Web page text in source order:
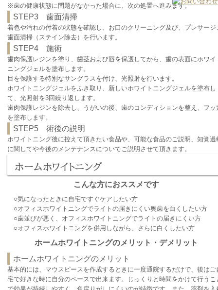
※歯の健康状態に問題がなかった場合に、次の処置へ進みます。
STEP3 歯面清掃
着色や汚れの付着の状態を確認し、お口のクリーニング及び、プレサージ
歯面清掃（ステイン除去）を行います。
STEP4 施術
歯肉保護レジンを塗り、歯茎および唇を保護してから、歯の表面にホワイ
ニングジェルを塗布します。
目を保護する特別なサングラスを付け、光照射を行います。
ホワイトニングジェルをふき取り、新しいホワイトニングジェルを塗布し
て、光照射を3回繰り返します。
歯肉保護レジンを除去し、うがいの後、歯のコンディションを整え、フッ
を塗布します。
STEP5 術後の説明
ホワイトニング後に控えて頂きたい食品や、可能な食品のご説明、知覚過
に関してや今後のメンテナンスについてご説明させて頂きます。
ホームホワイトニング
こんな方におススメです
○気になったときに自宅ですぐケアしたい方
○オフィスホワイトニングでライトの届きにくい奥歯を白くしたい方
○歯並びが悪く、オフィスホワイトニングでライトの届きにくい方
○オフィスホワイトニングを併用しながら、さらに白くしたい方
ホームホワイトニングのメリット・デメリット
ホームホワイトニングのメリット
基本的には、マウスピースを作成するときに一度通院するだけで、後はご
宅で好きな時に自分のペースで出来ます。じっくりと時間をかけて行うこ